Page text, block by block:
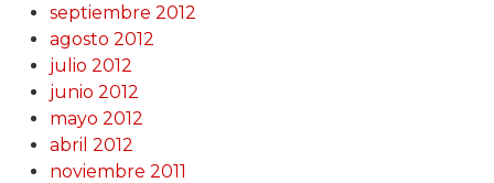
septiembre 2012
agosto 2012
julio 2012
junio 2012
mayo 2012
abril 2012
noviembre 2011